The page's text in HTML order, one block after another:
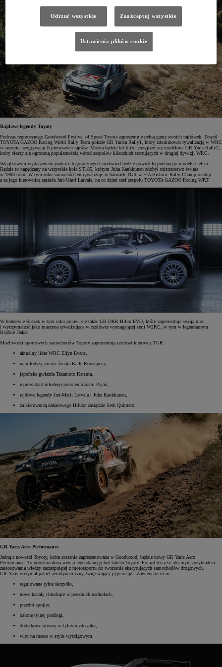
Rajdowe legendy Toyoty
Podczas tegorocznego Goodwood Festival of Speed Toyota zaprezentuje pełną gamę swoich rajdówek. Zespół
TOYOTA GAZOO Racing World Rally Team pokaże GR Yarisa Rally1, który zdominował rywalizację w WRC
w sezonie, wygrywając 6 pierwszych rajdów. Można będzie też bliżej przyjrzeć się modelowi GR Yaris Rally2,
który cieszy się ogromną popularnością wśród zespołów klienckich startujących w drugiej dywizji WRC.
Wyjątkowym wydarzeniem podczas tegorocznego Goodwood będzie powrót legendarnego modelu Celica.
Będzie to napędzany na wszystkie koła ST185, którym Juha Kankkunen zdobył mistrzostwo świata
w 1993 roku. W tym roku samochód ten rywalizuje w barwach TGR w FIA Historic Rally Championship,
a za jego kierownicą zasiada Jari-Matti Latvala, na co dzień szef zespołu TOYOTA GAZOO Racing WRT.
W hrabstwie Sussex w tym roku pojawi się także GR DKR Hilux EVO, który zaprezentuje swoją moc
i wytrzymałość jako maszyna rywalizująca w czołówce wymagającej serii W2RC, w tym w legendarnym
Rajdzie Dakar.
Możliwości sportowych samochodów Toyoty zaprezentują czołowi kierowcy TGR:
aktualny lider WRC Elfyn Evans,
najmłodszy mistrz świata Kalle Rovanperä,
japońska gwiazda Takamoto Katsuta,
reprezentant młodego pokolenia Sami Pajari,
rajdowe legendy Jari-Matti Latvala i Juha Kankkunen,
za kierownicą dakarowego Hiluxa zasiądzie Seth Quintero.
GR Yaris Aero Performance
Jedną z nowości Toyoty, która zostanie zaprezentowana w Goodwood, będzie nowy GR Yaris Aero
Performance. To udoskonalona wersja legendarnego hot hatcha Toyoty. Pojazd ten jest idealnym przykładem
zastosowania wiedzy zaczerpniętej z motorsportu do tworzenia ekscytujących samochodów drogowych.
GR Yaris otrzymał pakiet aerodynamiczny zwiększający jego osiągi. Zawiera on m.in.:
regulowane tylne skrzydło,
nowe kanały chłodzące w przednich nadkolach,
przedni spojler,
osłonę tylnej podłogi,
dodatkowe otwory w tylnym zderzaku,
wlot na masce w stylu wyścigowym.
Odrzuć wszystkie Zaakceptuj wszystkie
Ustawienia plików cookie